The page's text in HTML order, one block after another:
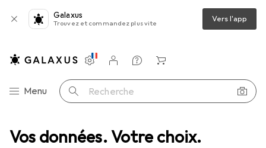
Vos données. Votre choix.
Galaxus
Trouvez et commandez plus vite Vers l'app
Navigation par catégorie
Menu Recherche
Paramètres
Compte client
Listes de comparaison
Listes d'envies
Panier
Mode Femmes Montres + bijoux Bijoux